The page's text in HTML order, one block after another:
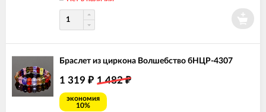
Браслет из циркона Волшебство бНЦР-4307
1 319 ₽ 1 482₽
экономия
10%